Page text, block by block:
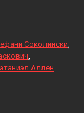
Соколински
Аллен